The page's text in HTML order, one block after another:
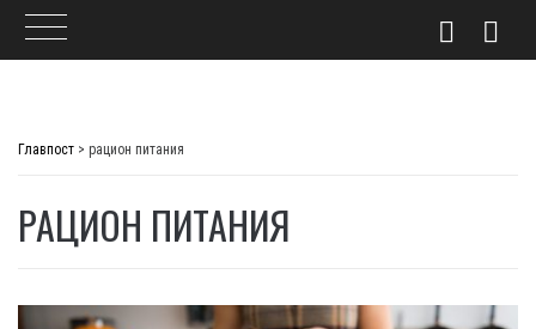
Главпост > рацион питания
РАЦИОН ПИТАНИЯ